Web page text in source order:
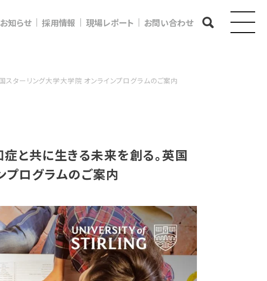
お知らせ 採用情報 現場レポート お問い合わせ
スターリング大学大学院 オンラインプログラムのご案内
症と共に生きる未来を創る。英国
プログラムのご案内